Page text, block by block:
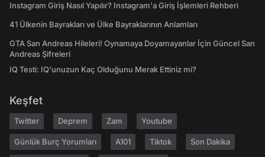
Instagram Giriş Nasıl Yapılır? Instagram'a Giriş İşlemleri Rehberi
41 Ülkenin Bayrakları ve Ülke Bayraklarının Anlamları
GTA San Andreas Hileleri! Oynamaya Doyamayanlar İçin Güncel San
Andreas Şifreleri
IQ Testi: IQ'unuzun Kaç Olduğunu Merak Ettiniz mi?
Keşfet
Twitter Deprem Zam Youtube
Günlük Burç Yorumları A101 Tiktok Son Dakika